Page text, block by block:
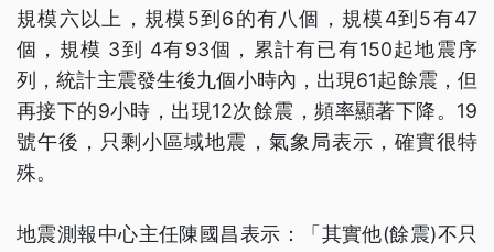
規模六以上，規模5到6的有八個，規模4到5有47
個，規模 3到 4有93個，累計有已有150起地震序
列，統計主震發生後九個小時內，出現61起餘震，但
再接下的9小時，出現12次餘震，頻率顯著下降。19
號午後，只剩小區域地震，氣象局表示，確實很特
殊。
地震測報中心主任陳國昌表示：「其實他(餘震)不只